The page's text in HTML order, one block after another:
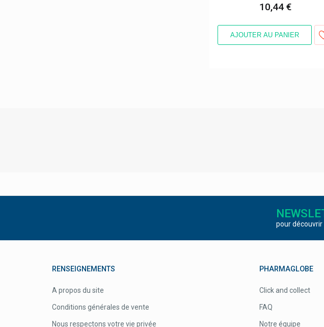
Conveen
10,44 €
AJOUTER AU PANIER
pour
RENSEIGNEMENTS
A propos du site
Conditions générales de vente
Nous respectons votre vie privée
PHARMAGLOBE
Click and collect
FAQ
Notre équipe